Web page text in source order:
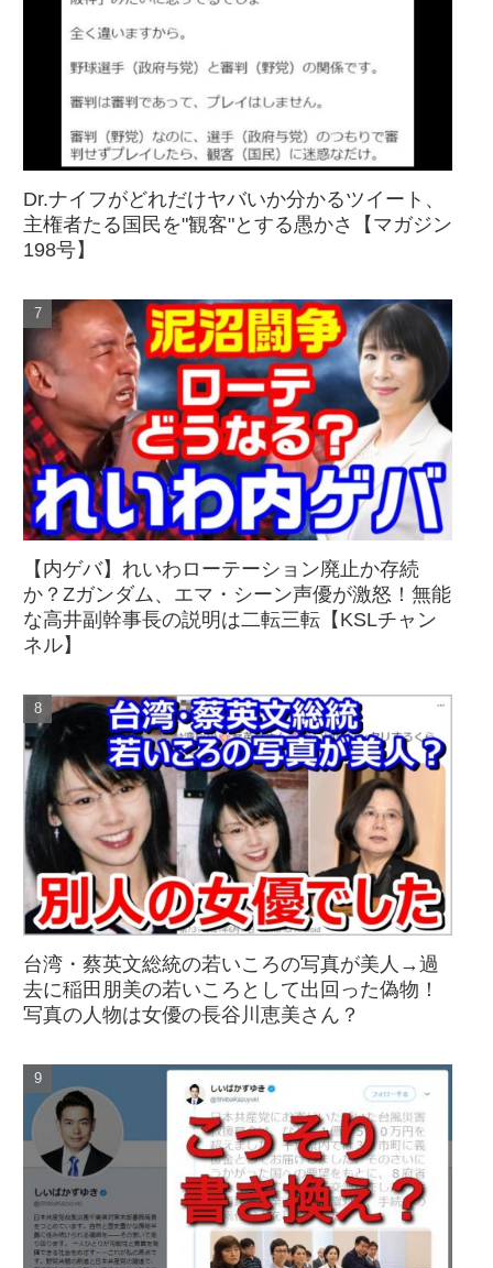
Dr.ナイフがどれだけヤバいか分かるツイート、
主権者たる国民を"観客"とする愚かさ【マガジン
198号】
【内ゲバ】れいわローテーション廃止か存続
か？Zガンダム、エマ・シーン声優が激怒！無能
な高井副幹事長の説明は二転三転【KSLチャン
ネル】
台湾・蔡英文総統の若いころの写真が美人→過
去に稲田朋美の若いころとして出回った偽物！
写真の人物は女優の長谷川恵美さん？